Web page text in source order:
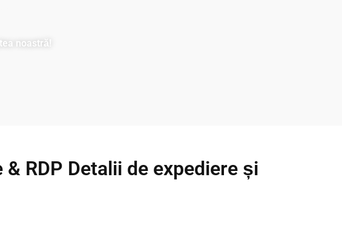
noastră!
RDP Detalii de expediere și